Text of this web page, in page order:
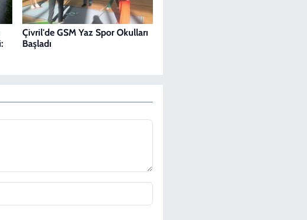
Çivril'de GSM Yaz Spor Okulları
Başladı